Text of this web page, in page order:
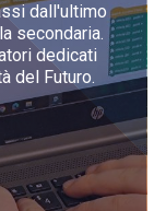
dall'ultimo
secondaria.
dedicati
del Futuro.